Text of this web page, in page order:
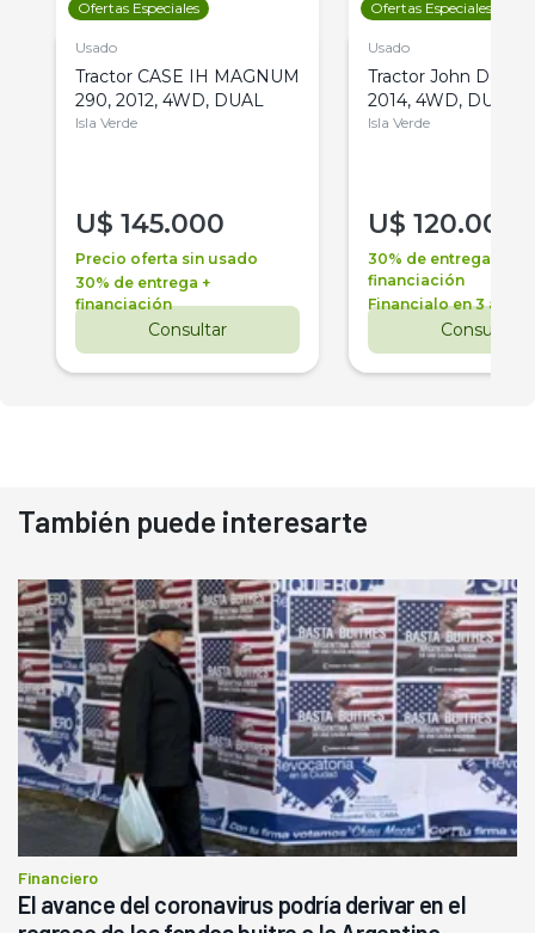
Ofertas Especiales
Usado
Tractor CASE IH MAGNUM
290, 2012, 4WD, DUAL
Isla Verde
U$ 145.000
Precio oferta sin usado
30% de entrega +
financiación
Consultar
Ofertas Especiales
Usado
Tractor John Deere
2014, 4WD, DUAL
Isla Verde
U$ 120.000
30% de entrega +
financiación
Financialo en 3 años
Consultar
También puede interesarte
Financiero
El avance del coronavirus podría derivar en el